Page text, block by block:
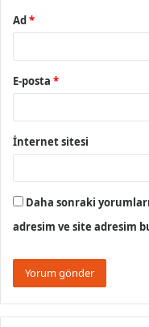
Ad*
E-posta *
İnternet sitesi
Daha sonraki
adresim ve site adresim